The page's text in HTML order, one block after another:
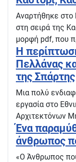
Αναρτήθηκε
στη σειρά της
μορφή pdf, που
Η
Πελλάνας
της Σπάρτης
Μια πολύ
εργασία στο
Αρχιτεκτόνων
Ένα
άνθρωπος
«Ο Άνθρωπος